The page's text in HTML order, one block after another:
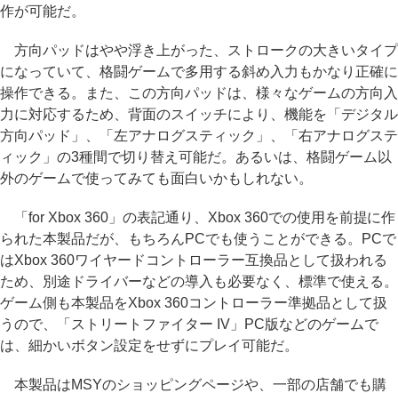
作が可能だ。
方向パッドはやや浮き上がった、ストロークの大きいタイプ
になっていて、格闘ゲームで多用する斜め入力もかなり正確に
操作できる。また、この方向パッドは、様々なゲームの方向入
力に対応するため、背面のスイッチにより、機能を「デジタル
方向パッド」、「左アナログスティック」、「右アナログステ
ィック」の3種間で切り替え可能だ。あるいは、格闘ゲーム以
外のゲームで使ってみても面白いかもしれない。
「for Xbox 360」の表記通り、Xbox 360での使用を前提に作
られた本製品だが、もちろんPCでも使うことができる。PCで
はXbox 360ワイヤードコントローラー互換品として扱われる
ため、別途ドライバーなどの導入も必要なく、標準で使える。
ゲーム側も本製品をXbox 360コントローラー準拠品として扱
うので、「ストリートファイター IV」PC版などのゲームで
は、細かいボタン設定をせずにプレイ可能だ。
本製品はMSYのショッピングページや、一部の店舗でも購